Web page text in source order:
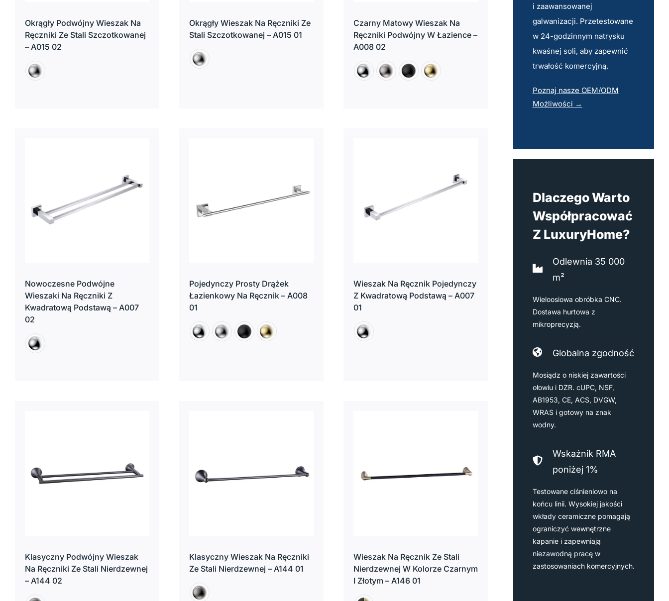
Okrągły Podwójny Wieszak Na
Ręczniki Ze Stali Szczotkowanej
– A015 02
Okrągły Wieszak Na Ręczniki Ze
Stali Szczotkowanej – A015 01
Czarny Matowy Wieszak Na
Ręczniki Podwójny W Łazience –
A008 02
Nowoczesne Podwójne
Wieszaki Na Ręczniki Z
Kwadratową Podstawą – A007
02
Pojedynczy Prosty Drążek
Łazienkowy Na Ręcznik – A008
01
Wieszak Na Ręcznik Pojedynczy
Z Kwadratową Podstawą – A007
01
Klasyczny Podwójny Wieszak
Na Ręczniki Ze Stali Nierdzewnej
– A144 02
Klasyczny Wieszak Na Ręczniki
Ze Stali Nierdzewnej – A144 01
Wieszak Na Ręcznik Ze Stali
Nierdzewnej W Kolorze Czarnym
I Złotym – A146 01
i zaawansowanej
galwanizacji. Przetestowane
w 24-godzinnym natrysku
kwaśnej soli, aby zapewnić
trwałość komercyjną.
Poznaj nasze OEM/ODM
Możliwości →
Dlaczego Warto
Współpracować
Z LuxuryHome?
Odlewnia 35 000
m²
Wieloosiowa obróbka CNC.
Dostawa hurtowa z
mikroprecyzją.
Globalna zgodność
Mosiądz o niskiej zawartości
ołowiu i DZR. cUPC, NSF,
AB1953, CE, ACS, DVGW,
WRAS i gotowy na znak
wodny.
Wskaźnik RMA
poniżej 1%
Testowane ciśnieniowo na
końcu linii. Wysokiej jakości
wkłady ceramiczne pomagają
ograniczyć wewnętrzne
kapanie i zapewniają
niezawodną pracę w
zastosowaniach komercyjnych.